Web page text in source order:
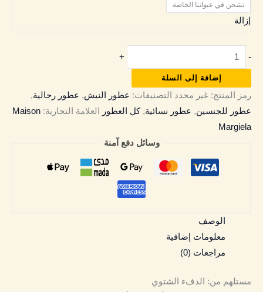
تشحن في عبواتنا الخاصة
إزالة
-
+
إضافة إلى السلة
رمز المنتج: غير محدد التصنيفات: عطور النيش, عطور رجالية,
عطور للجنسين, عطور نسائية,كل العطور العلامة التجارية: Maison
Margiela
وسائل دفع آمنة
الوصف
معلومات إضافية
مراجعات (0)
مستلهم من: الدفء الشتوي